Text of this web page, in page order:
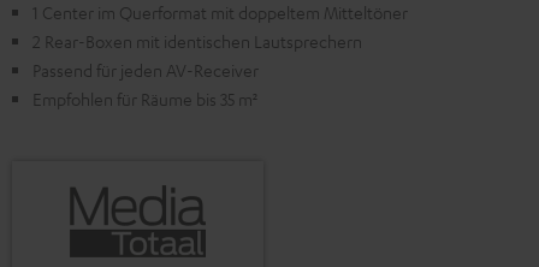
1 Center im Querformat mit doppeltem Mitteltöner
2 Rear-Boxen mit identischen Lautsprechern
Passend für jeden AV-Receiver
Empfohlen für Räume bis 35 m²